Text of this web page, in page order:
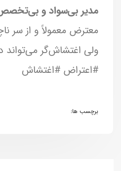
مدیر بی‌سواد و
معترض معمولاً و از سر
ولی اغتشاش‌گر می‌تواند
#اعتراض #اغتشاش
برچسب ها: